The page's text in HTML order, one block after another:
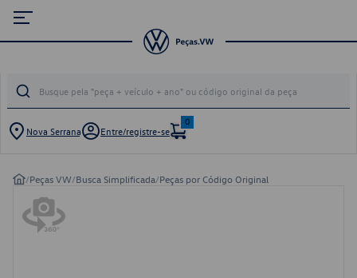
Nova Serrana Entre/registre-se
0
/Peças VW/Busca Simplificada/Peças por Código Original